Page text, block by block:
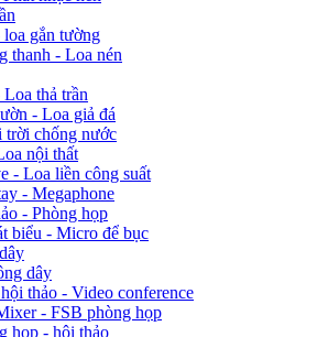
gắn tường
thanh - Loa nén
thả trần
- Loa giả đá
trời chống nước
nội thất
- Loa liền công suất
- Megaphone
- Phòng họp
biểu - Micro để bục
dây
thảo - Video conference
- FSB phòng họp
họp - hội thảo